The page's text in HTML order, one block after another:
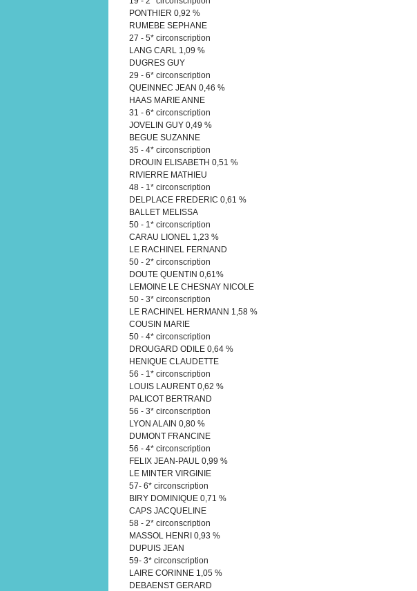
PONTHIER 0,92 %
RUMEBE SEPHANE
27 - 5* circonscription
LANG CARL 1,09 %
DUGRES GUY
29 - 6* circonscription
QUEINNEC JEAN 0,46 %
HAAS MARIE ANNE
31 - 6* circonscription
JOVELIN GUY 0,49 %
BEGUE SUZANNE
35 - 4* circonscription
DROUIN ELISABETH 0,51 %
RIVIERRE MATHIEU
48 - 1* circonscription
DELPLACE FREDERIC 0,61 %
BALLET MELISSA
50 - 1* circonscription
CARAU LIONEL 1,23 %
LE RACHINEL FERNAND
50 - 2* circonscription
DOUTE QUENTIN 0,61%
LEMOINE LE CHESNAY NICOLE
50 - 3* circonscription
LE RACHINEL HERMANN 1,58 %
COUSIN MARIE
50 - 4* circonscription
DROUGARD ODILE 0,64 %
HENIQUE CLAUDETTE
56 - 1* circonscription
LOUIS LAURENT 0,62 %
PALICOT BERTRAND
56 - 3* circonscription
LYON ALAIN 0,80 %
DUMONT FRANCINE
56 - 4* circonscription
FELIX JEAN-PAUL 0,99 %
LE MINTER VIRGINIE
57- 6* circonscription
BIRY DOMINIQUE 0,71 %
CAPS JACQUELINE
58 - 2* circonscription
MASSOL HENRI 0,93 %
DUPUIS JEAN
59- 3* circonscription
LAIRE CORINNE 1,05 %
DEBAENST GERARD